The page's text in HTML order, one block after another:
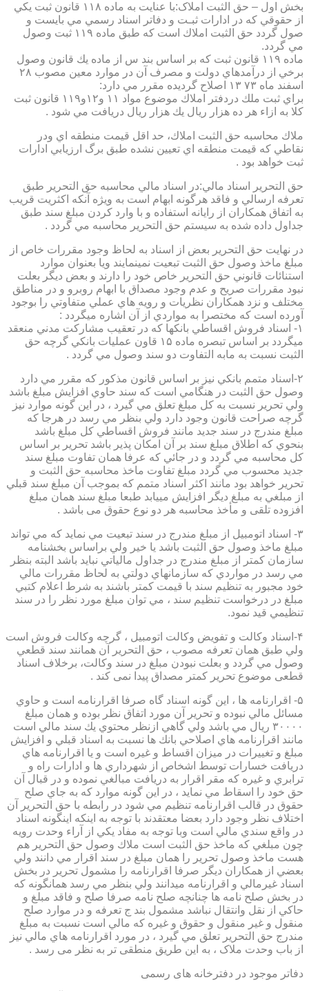
بخش اول – حق الثبت املاک:با عنايت به ماده ۱۱۸ قانون ثبت يكي
از حقوقي كه در ادارات ثبـت و دفاتر اسناد رسمي مي بايست و
صول گردد حق الثبت املاك است كه طبق ماده ۱۱۹ ثبت وصول
مي گردد.
ماده ۱۱۹ قانون ثبت كه بر اساس بند س از ماده يك قانون وصول
برخي از درآمدهاي دولت و مصرف آن در موارد معين مصوب ۲۸
اسفند ماه ۷۳ ۱۳ اصلاح گرديده مقرر مي دارد:
براي ثبت ملك دردفتر املاك موضوع مواد ۱۱ و۱۲و۱۱۹ قانون ثبت
كلا به ازاء هر ده هزار ريال يك هزار ريال دريافت مي شود .
ملاك محاسبه حق الثبت املاك، حد اقل قيمت منطقه اي ودر
نقاطي كه قيمت منطقه اي تعيين نشده طبق برگ ارزيابي ادارات
ثبت خواهد بود .
حق التحرير اسناد مالي:در اسناد مالي محاسبه حق التحرير طبق
تعرفه ارسالي و فاقد هرگونه ابهام است به ويژه آنكه اكثريت قريب
به اتفاق همكاران از رايانه استفاده و با وارد كردن مبلغ سند طبق
جداول داده شده به سيستم حق التحرير محاسبه مي گردد .
در نهايت حق التحرير بعض از اسناد به لحاظ وجود مقررات خاص از
مبلغ ماخذ وصول حق الثبت تبعيت نمينمايند ويا بعنوان موارد
استنائات قانوني حق التحرير خاص خود را دارند و بعض ديگر بعلت
نبود مقررات صريح و عدم وجود مصداق با ابهام روبرو و در مناطق
مختلف و نزد همكاران نظريات و رويه هاي عملي متفاوتي را بوجود
آورده است كه مختصرا به مواردي از آن اشاره ميگردد :
۱- اسناد فروش اقساطي بانكها كه در تعقيب مشاركت مدني منعقد
ميگردد بر اساس تبصره ماده ۱۵ قاون عمليات بانكي گرچه حق
الثبت نسبت به مابه التفاوت دو سند وصول مي گردد .
۲-اسناد متمم بانكي نيز بر اساس قانون مذكور كه مقرر مي دارد
وصول حق الثبت در هنگامي است كه سند حاوي افزايش مبلغ باشد
ولي تحرير نسبت به كل مبلغ تعلق مي گيرد ، در اين گونه موارد نيز
گرچه صراحت قانون وجود دارد ولي بنظر مي رسد در هرجا كه
مبلغ مندرج در سند جديد مانند فروش اقساطي كل مبلغ باشد
بنحوي كه اطلاق مبلغ سند بر آن امكان پذير باشد تحرير بر اساس
كل محاسبه مي گردد و در جائي كه عرفا همان تفاوت مبلغ سند
جديد محسوب مي گردد مبلغ تفاوت ماخذ محاسبه حق الثبت و
تحرير خواهد بود مانند اكثر اسناد متمم كه بموجب آن مبلغ سند قبلي
از مبلغي به مبلغ ديگر افزايش مييابد طبعا مبلغ سند همان مبلغ
افزوده تلقی و مأخذ محاسبه هر دو نوع حقوق می باشد .
۳- اسناد اتومبيل از مبلغ مندرج در سند تبعيت مي نمايد كه مي تواند
مبلغ ماخذ وصول حق الثبت باشد يا خير ولي براساس بخشنامه
سازمان كمتر از مبلغ مندرج در جداول مالياتي نبايد باشد البته بنظر
مي رسد در مواردي كه سازمانهاي دولتي به لحاظ مقررات مالي
خود مجبور به تنظيم سند با قيمت كمتر باشند به شرط اعلام كتبي
مبلغ در درخواست تنظيم سند ، مي توان مبلغ مورد نظر را در سند
تنظيمي قيد نمود.
۴-اسناد وكالت و تفويض وكالت اتومبيل ، گرچه وكالت فروش است
ولي طبق همان تعرفه مصوب ، حق التحرير آن همانند سند قطعي
وصول مي گردد و بعلت نبودن مبلغ در سند وكالت، برخلاف اسناد
قطعی موضوع تحریر کمتر مصداق پیدا نمی کند .
۵- اقرارنامه ها ، اين گونه اسناد گاه صرفا اقرارنامه است و حاوي
مسائل مالي نبوده و تحرير آن مورد اتفاق نظر بوده و همان مبلغ
۳۰۰۰۰ ريال مي باشد ولي گاهي ازنظر محتوي يك سند مالي است
مانند اقرارنامه هاي اصلاحي بانك ها نسبت به اسناد قبلي و افزايش
مبلغ و تغييرات در ميزان اقساط و غيره است و يا اقرارنامه هاي
دريافت خسارات توسط اشخاص از شهرداري ها و ادارات راه و
ترابري و غيره كه مقر اقرار به دريافت مبالغي نموده و در قبال آن
حق خود را اسقاط مي نمايد ، در اين گونه موارد كه به جاي صلح
حقوق در قالب اقرارنامه تنظيم مي شود در رابطه با حق التحرير آن
اختلاف نظر وجود دارد بعضا معتقدند با توجه به اينكه اينگونه اسناد
در واقع سندي مالي است وبا توجه به مفاد يكي از آراء وحدت رويه
چون مبلغي كه ماخذ حق الثبت است ملاك وصول حق التحرير هم
هست ماخذ وصول تحرير را همان مبلغ در سند اقرار مي دانند ولي
بعضي از همكاران ديگر صرفا اقرارنامه را مشمول تحرير در بخش
اسناد غيرمالي و اقرارنامه ميدانند ولي بنظر مي رسد همانگونه كه
در بخش صلح نامه ها چنانچه صلح نامه صرفا صلح و فاقد مبلغ و
حاكي از نقل وانتقال نباشد مشمول بند ج تعرفه و در موارد صلح
منقول و غير منقول و حقوق و غيره كه مالي است نسبت به مبلغ
مندرج حق التحرير تعلق مي گيرد ، در مورد اقرارنامه هاي مالي نيز
از باب وحدت ملاک ، به این طریق منطقی تر به نظر می رسد .
دفاتر موجود در دفترخانه های رسمی